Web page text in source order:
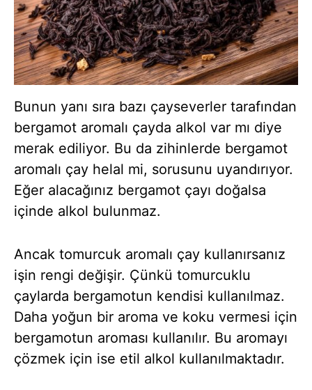
Bunun yanı sıra bazı çayseverler tarafından
bergamot aromalı çayda alkol var mı diye
merak ediliyor. Bu da zihinlerde bergamot
aromalı çay helal mi, sorusunu uyandırıyor.
Eğer alacağınız bergamot çayı doğalsa
içinde alkol bulunmaz.
Ancak tomurcuk aromalı çay kullanırsanız
işin rengi değişir. Çünkü tomurcuklu
çaylarda bergamotun kendisi kullanılmaz.
Daha yoğun bir aroma ve koku vermesi için
bergamotun aroması kullanılır. Bu aromayı
çözmek için ise etil alkol kullanılmaktadır.